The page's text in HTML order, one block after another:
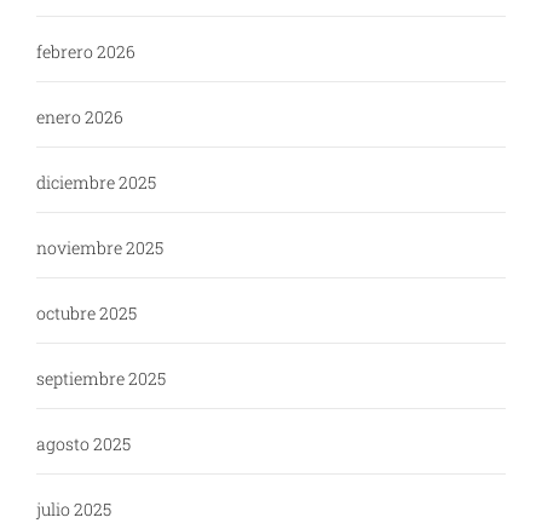
febrero 2026
enero 2026
diciembre 2025
noviembre 2025
octubre 2025
septiembre 2025
agosto 2025
julio 2025